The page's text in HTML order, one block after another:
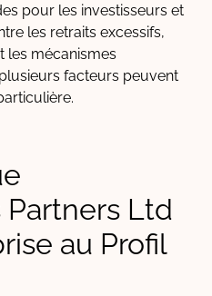
pour les investisseurs et
les retraits excessifs,
les mécanismes
facteurs peuvent
Ltd
au Profil